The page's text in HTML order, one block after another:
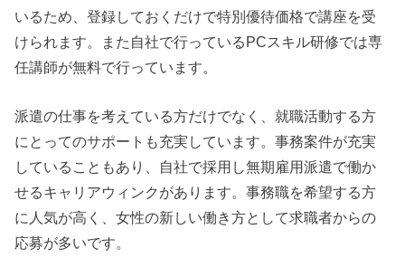
いるため、登録しておくだけで特別優待価格で講座を受
けられます。また自社で行っているPCスキル研修では専
任講師が無料で行っています。
派遣の仕事を考えている方だけでなく、就職活動する方
にとってのサポートも充実しています。事務案件が充実
していることもあり、自社で採用し無期雇用派遣で働か
せるキャリアウィンクがあります。事務職を希望する方
に人気が高く、女性の新しい働き方として求職者からの
応募が多いです。